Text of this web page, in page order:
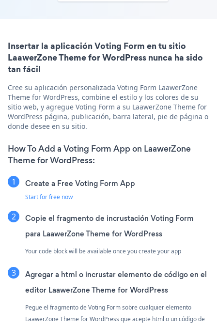
Insertar la aplicación Voting Form en tu sitio
LaawerZone Theme for WordPress nunca ha sido
tan fácil
Cree su aplicación personalizada Voting Form LaawerZone
Theme for WordPress, combine el estilo y los colores de su
sitio web, y agregue Voting Form a su LaawerZone Theme for
WordPress página, publicación, barra lateral, pie de página o
donde desee en su sitio.
How To Add a Voting Form App on LaawerZone
Theme for WordPress:
Create a Free Voting Form App
Start for free now
Copie el fragmento de incrustación Voting Form
para LaawerZone Theme for WordPress
Your code block will be available once you create your app
Agregar a html o incrustar elemento de código en el
editor LaawerZone Theme for WordPress
Pegue el fragmento de Voting Form sobre cualquier elemento
LaawerZone Theme for WordPress que acepte html o un código de